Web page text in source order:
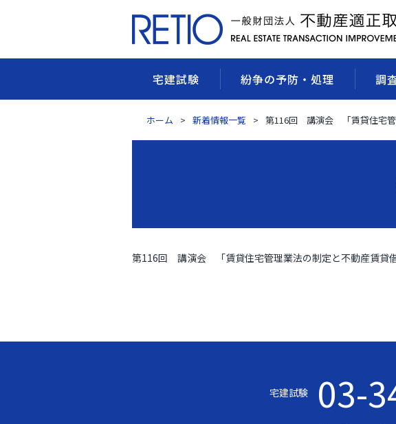
宅建試験 紛争の予防・処理 調
ホーム 新着情報一覧 第116回 講演会 「賃貸住宅管
第116回 講演会 「賃貸住宅管理業法の制定と不動産賃貸借
宅建試験 03-